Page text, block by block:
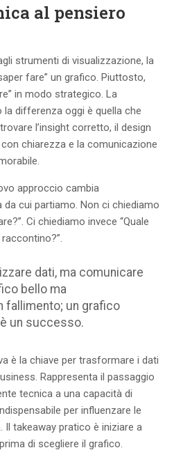
al pensiero
strumenti di visualizzazione, la
fare” un grafico. Piuttosto,
in modo strategico. La
differenza oggi è quella che
l’insight corretto, il design
chiarezza e la comunicazione
approccio cambia
cui partiamo. Non ci chiediamo
Ci chiediamo invece “Quale
dati, ma comunicare
bello ma
fallimento; un grafico
un successo.
è la chiave per trasformare i dati
Rappresenta il passaggio
tecnica a una capacità di
per influenzare le
Il takeaway pratico è iniziare a
di scegliere il grafico.